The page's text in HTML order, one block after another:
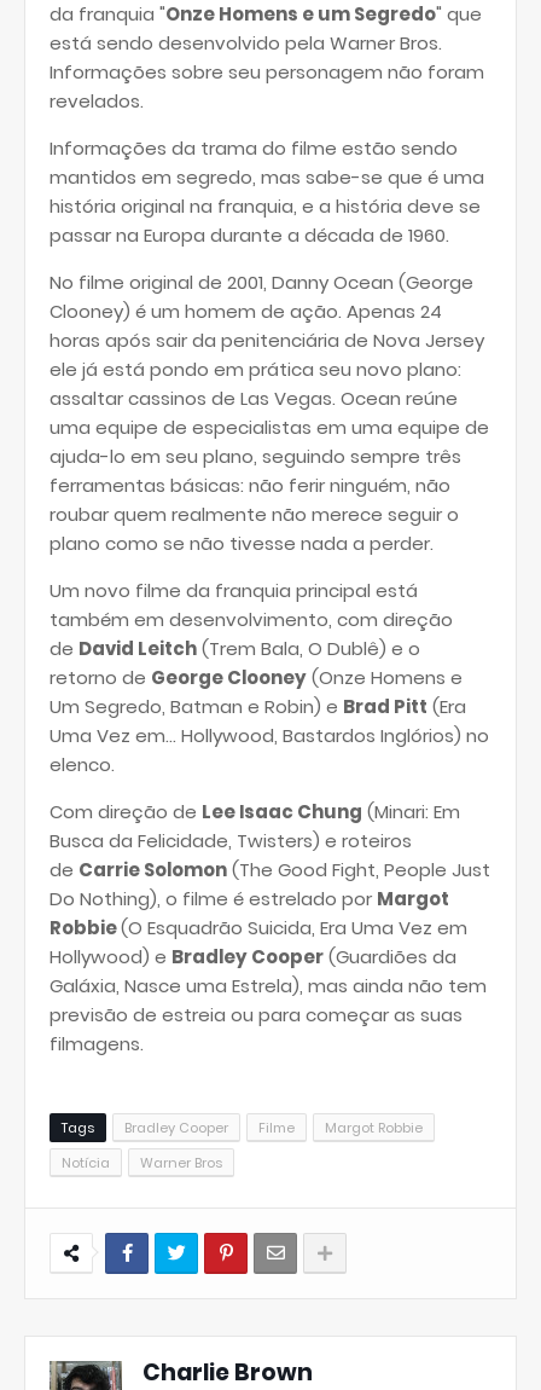
da franquia "Onze Homens e um Segredo" que
está sendo desenvolvido pela Warner Bros.
Informações sobre seu personagem não foram
revelados.
Informações da trama do filme estão sendo
mantidos em segredo, mas sabe-se que é uma
história original na franquia, e a história deve se
passar na Europa durante a década de 1960.
No filme original de 2001, Danny Ocean (George
Clooney) é um homem de ação. Apenas 24
horas após sair da penitenciária de Nova Jersey
ele já está pondo em prática seu novo plano:
assaltar cassinos de Las Vegas. Ocean reúne
uma equipe de especialistas em uma equipe de
ajuda-lo em seu plano, seguindo sempre três
ferramentas básicas: não ferir ninguém, não
roubar quem realmente não merece seguir o
plano como se não tivesse nada a perder.
Um novo filme da franquia principal está
também em desenvolvimento, com direção
de David Leitch(Trem Bala, O Dublê) e o
retorno de George Clooney(Onze Homens e
Um Segredo, Batman e Robin) e Brad Pitt (Era
Uma Vez em... Hollywood, Bastardos Inglórios) no
elenco.
Com direção de Lee Isaac Chung (Minari: Em
Busca da Felicidade, Twisters) e roteiros
de Carrie Solomon(The Good Fight, People Just
Do Nothing), o filme é estrelado por Margot
Robbie(O Esquadrão Suicida, Era Uma Vez em
Hollywood) e Bradley Cooper(Guardiões da
Galáxia, Nasce uma Estrela), mas ainda não tem
previsão de estreia ou para começar as suas
filmagens.
Tags Bradley Cooper Filme
Margot Robbie
Notícia
Warner Bros
Charlie Brown